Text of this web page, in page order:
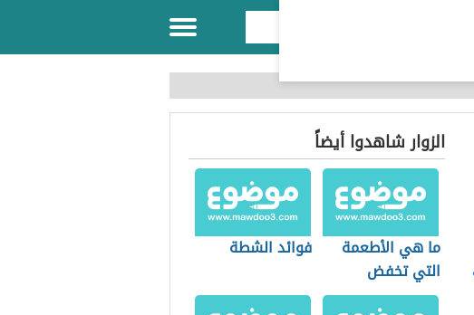
الزوار شاهدوا أيضاً
ما هي الأطعمة
التي تخفض
الكوليسترول
فوائد الشطة